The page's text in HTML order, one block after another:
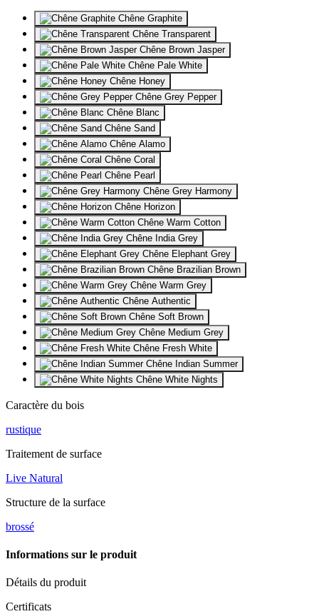
Chêne Graphite
Chêne Transparent
Chêne Brown Jasper
Chêne Pale White
Chêne Honey
Chêne Grey Pepper
Chêne Blanc
Chêne Sand
Chêne Alamo
Chêne Coral
Chêne Pearl
Chêne Grey Harmony
Chêne Horizon
Chêne Warm Cotton
Chêne India Grey
Chêne Elephant Grey
Chêne Brazilian Brown
Chêne Warm Grey
Chêne Authentic
Chêne Soft Brown
Chêne Medium Grey
Chêne Fresh White
Chêne Indian Summer
Chêne White Nights
Caractère du bois
rustique
Traitement de surface
Live Natural
Structure de la surface
brossé
Informations sur le produit
Détails du produit
Certificats